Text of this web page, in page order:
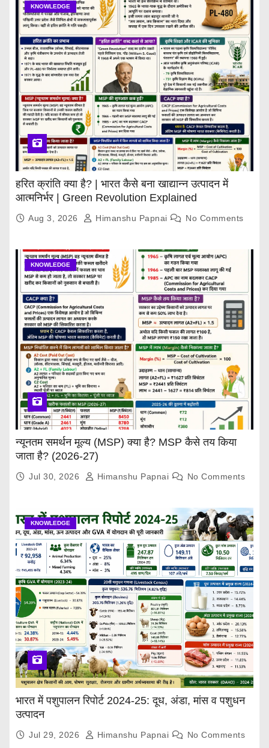
KNOWLEDGE
हरित क्रांति क्या है? | भारत कैसे बना खाद्यान्न उत्पादन में
आत्मनिर्भर | Green Revolution Explained
Aug 3, 2026 Himanshu Papnai No Comments
KNOWLEDGE
न्यूनतम समर्थन मूल्य (MSP) क्या है? MSP कैसे तय किया
जाता है? (2026-27)
Jul 30, 2026 Himanshu Papnai No Comments
KNOWLEDGE
भारत में पशुपालन रिपोर्ट 2024-25: दूध, अंडा, मांस व पशुधन
उत्पादन
Jul 29, 2026 Himanshu Papnai No Comments